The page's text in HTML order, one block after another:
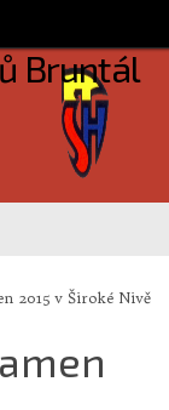
Bruntál
2015 v Široké Nivě